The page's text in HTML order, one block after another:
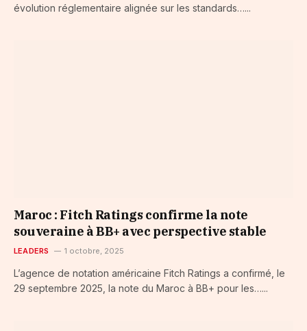
évolution réglementaire alignée sur les standards…...
Maroc : Fitch Ratings confirme la note
souveraine à BB+ avec perspective stable
LEADERS 1 octobre, 2025
L’agence de notation américaine Fitch Ratings a confirmé, le
29 septembre 2025, la note du Maroc à BB+ pour les…...